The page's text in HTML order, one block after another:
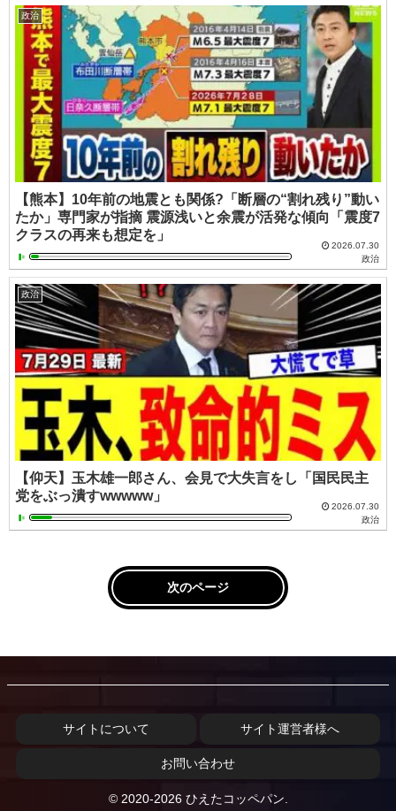
政治
【熊本】10年前の地震とも関係?「断層の“割れ残り”動い
たか」専門家が指摘 震源浅いと余震が活発な傾向「震度7
クラスの再来も想定を」
2026.07.30
政治
政治
【仰天】玉木雄一郎さん、会見で大失言をし「国民民主
党をぶっ潰すwwwww」
2026.07.30
政治
次のページ
サイトについて サイト運営者様へ
お問い合わせ
© 2020-2026 ひえたコッペパン.